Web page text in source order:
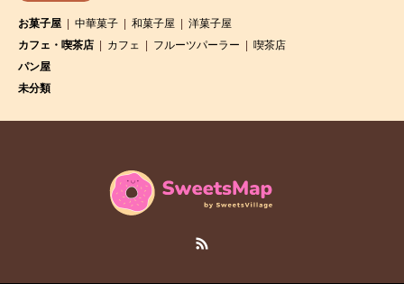
お菓子屋 中華菓子 和菓子屋
洋菓子屋
カフェ・喫茶店
カフェ フルーツパーラー
喫茶店
パン屋
未分類